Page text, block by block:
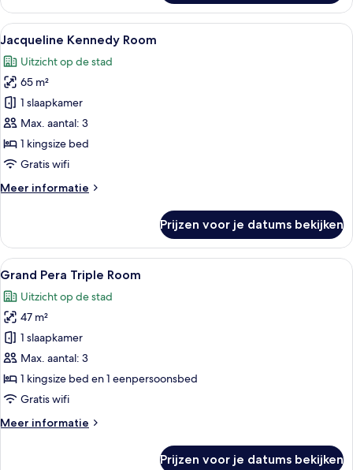
Hitchcock
Suite
Alle
foto's
voor
Jacqueline
Kennedy
Room
laden
Een hotelkamer met een groot bed,
4
Jacqueline Kennedy Room
Uitzicht op de stad
65 m²
1 slaapkamer
Max. aantal: 3
1 kingsize bed
Gratis wifi
Meer informatie
Meer
Kennedy
Room
Prijzen voor je datums bekijken
Alle
foto's
voor
Grand
Pera
Triple
Room
laden
Een hotelkamer met twee bedden,
5
Grand Pera Triple Room
Uitzicht op de stad
47 m²
1 slaapkamer
Max. aantal: 3
1 kingsize bed en 1 eenpersoonsbed
Gratis wifi
Meer informatie
Meer
Prijzen voor je datums bekijken